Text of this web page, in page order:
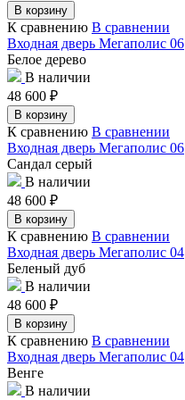
В корзину
К сравнению В сравнении
Входная дверь Мегаполис 06
Белое дерево
В наличии
48 600 ₽
В корзину
К сравнению В сравнении
Входная дверь Мегаполис 06
Сандал серый
В наличии
48 600 ₽
В корзину
К сравнению В сравнении
Входная дверь Мегаполис 04
Беленый дуб
В наличии
48 600 ₽
В корзину
К сравнению В сравнении
Входная дверь Мегаполис 04
Венге
В наличии